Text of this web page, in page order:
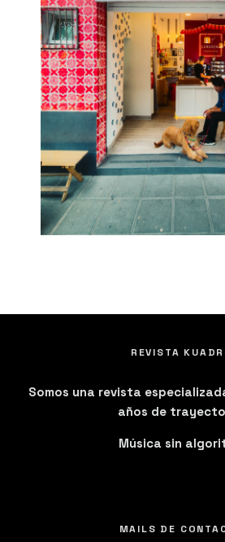
REVISTA
Somos una revista
años de
Música sin
MAILS DE